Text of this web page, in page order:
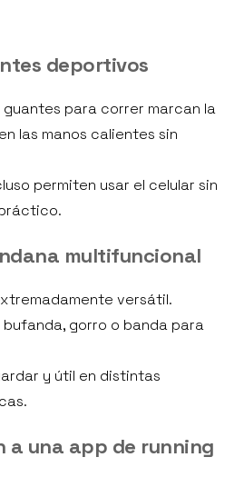
deportivos
guantes para correr marcan la
las manos calientes sin
permiten usar el celular sin
multifuncional
versátil.
bufanda, gorro o banda para
y útil en distintas
a una app de running